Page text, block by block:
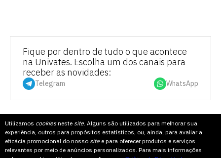
Utilizamos cookiesneste site. Alguns são utilizados para melhorar sua
experiência, outros para propósitos estatísticos, ou, ainda, para avaliar a
eficácia promocional do nosso site e para oferecer produtos e serviços
relevantes por meio de anúncios personalizados. Para mais informações
Fique por dentro de tudo o que acontece
na Univates. Escolha um dos canais para
receber as novidades:
Telegram WhatsApp
COMPARTILHE